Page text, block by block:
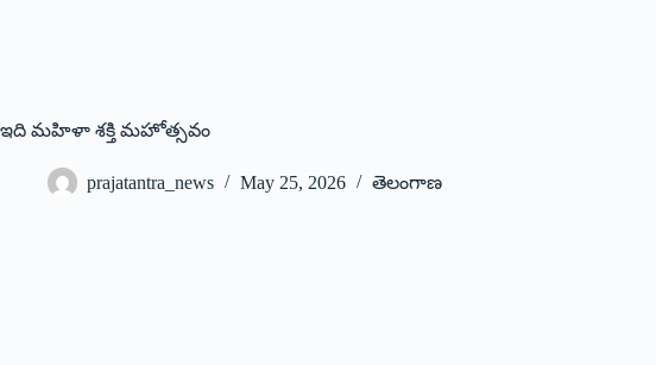
ఇది మహిళా శక్తి మహోత్సవం
prajatantra_news May 25, 2026 తెలంగాణ